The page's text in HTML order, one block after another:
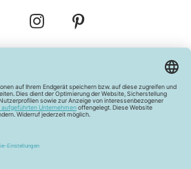
Vertrag widerrufen